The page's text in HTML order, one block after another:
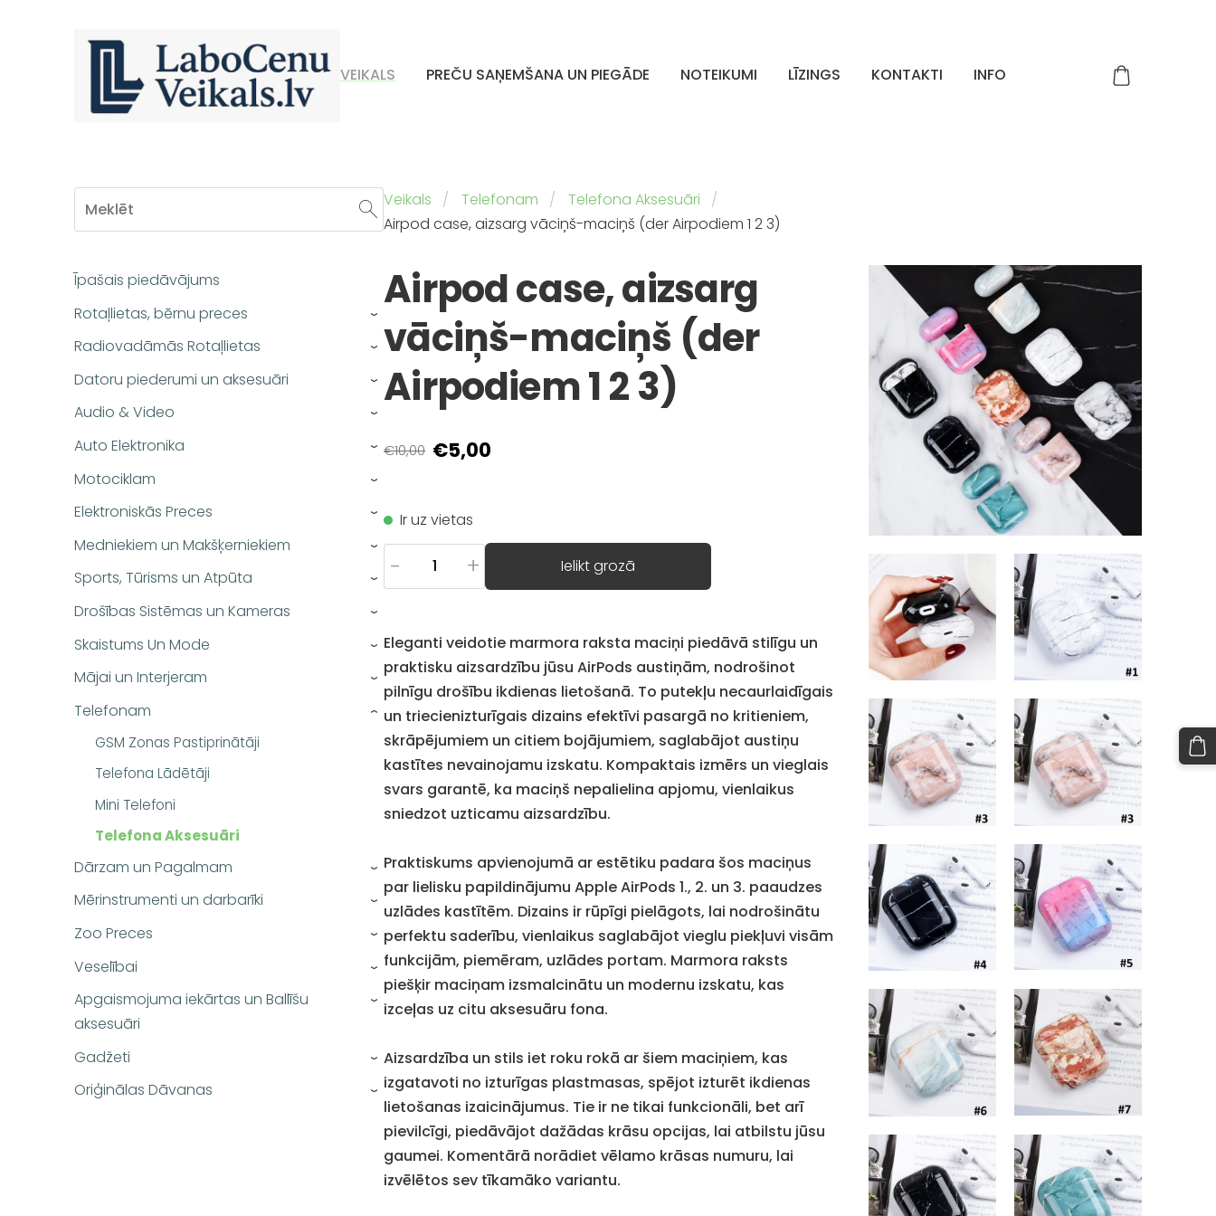
VEIKALS PREČU SAŅEMŠANA UN PIEGĀDE NOTEIKUMI LĪZINGS KONTAKTI INFO
Īpašais piedāvājums
Rotaļlietas, bērnu preces
›
Radiovadāmās Rotaļlietas ›
Datoru piederumi un aksesuāri ›
Audio & Video ›
Auto Elektronika ›
Motociklam ›
Elektroniskās Preces ›
Medniekiem un Makšķerniekiem ›
Sports, Tūrisms un Atpūta ›
Drošības Sistēmas un Kameras ›
Skaistums Un Mode ›
Mājai un Interjeram ›
Telefonam
GSM Zonas Pastiprinātāji
Telefona Lādētāji
Mini Telefoni
Telefona Aksesuāri
›
Dārzam un Pagalmam ›
Mērinstrumenti un darbarīki ›
Zoo Preces ›
Veselībai ›
Apgaismojuma iekārtas un Ballīšu
aksesuāri
›
Gadžeti ›
Oriģinālas Dāvanas ›
Veikals Telefonam
Telefona Aksesuāri
Airpod case, aizsarg vāciņš-maciņš (der Airpodiem 1 2 3)
Airpod case, aizsarg
vāciņš-maciņš (der
Airpodiem 1 2 3)
€10,00 €5,00
Ir uz vietas
- + Ielikt grozā
Eleganti veidotie marmora raksta maciņi piedāvā stilīgu un
praktisku aizsardzību jūsu AirPods austiņām, nodrošinot
pilnīgu drošību ikdienas lietošanā. To putekļu necaurlaidīgais
un triecienizturīgais dizains efektīvi pasargā no kritieniem,
skrāpējumiem un citiem bojājumiem, saglabājot austiņu
kastītes nevainojamu izskatu. Kompaktais izmērs un vieglais
svars garantē, ka maciņš nepalielina apjomu, vienlaikus
sniedzot uzticamu aizsardzību.
Praktiskums apvienojumā ar estētiku padara šos maciņus
par lielisku papildinājumu Apple AirPods 1., 2. un 3. paaudzes
uzlādes kastītēm. Dizains ir rūpīgi pielāgots, lai nodrošinātu
perfektu saderību, vienlaikus saglabājot vieglu piekļuvi visām
funkcijām, piemēram, uzlādes portam. Marmora raksts
piešķir maciņam izsmalcinātu un modernu izskatu, kas
izceļas uz citu aksesuāru fona.
Aizsardzība un stils iet roku rokā ar šiem maciņiem, kas
izgatavoti no izturīgas plastmasas, spējot izturēt ikdienas
lietošanas izaicinājumus. Tie ir ne tikai funkcionāli, bet arī
pievilcīgi, piedāvājot dažādas krāsu opcijas, lai atbilstu jūsu
gaumei. Komentārā norādiet vēlamo krāsas numuru, lai
izvēlētos sev tīkamāko variantu.